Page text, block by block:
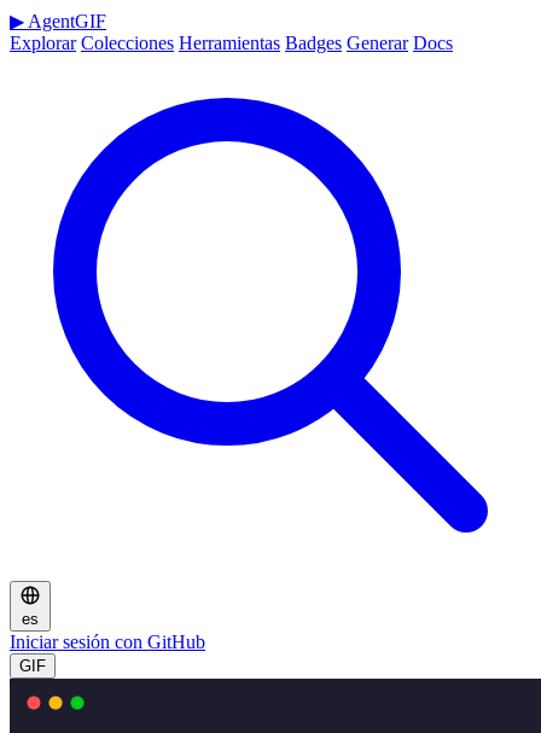
▶ AgentGIF
Explorar Colecciones Herramientas Badges Generar Docs
es
Iniciar sesión con GitHub
GIF